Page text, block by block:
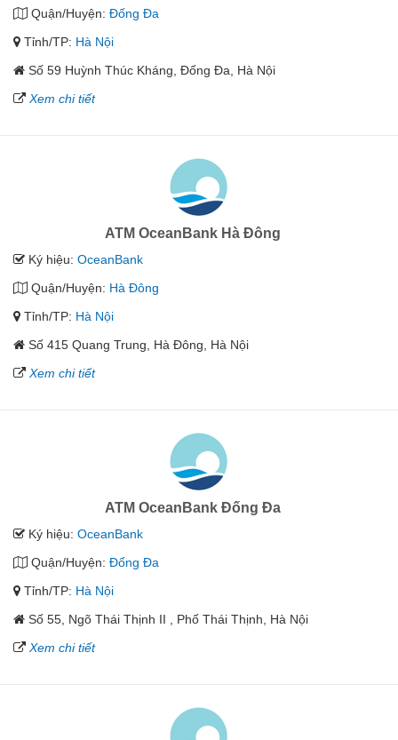
Quận/Huyện: Đống Đa
Tỉnh/TP: Hà Nội
Số 59 Huỳnh Thúc Kháng, Đống Đa, Hà Nội
Xem chi tiết
ATM OceanBank Hà Đông
Ký hiệu: OceanBank
Quận/Huyện: Hà Đông
Tỉnh/TP: Hà Nội
Số 415 Quang Trung, Hà Đông, Hà Nội
Xem chi tiết
ATM OceanBank Đống Đa
Ký hiệu: OceanBank
Quận/Huyện: Đống Đa
Tỉnh/TP: Hà Nội
Số 55, Ngõ Thái Thịnh II , Phố Thái Thịnh, Hà Nội
Xem chi tiết